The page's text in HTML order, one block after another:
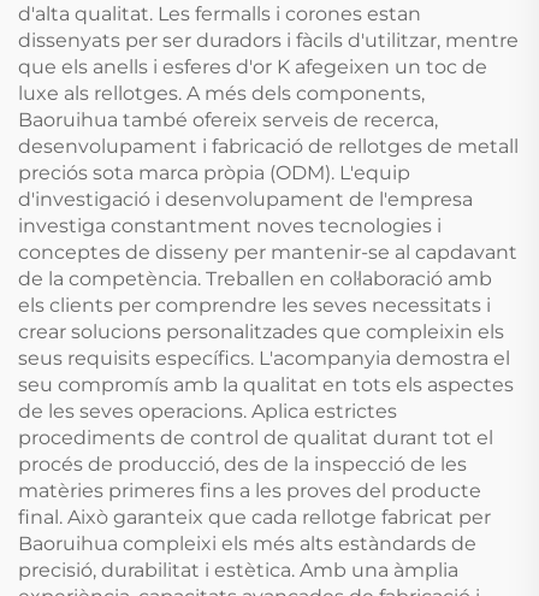
d'alta qualitat. Les fermalls i corones estan
dissenyats per ser duradors i fàcils d'utilitzar, mentre
que els anells i esferes d'or K afegeixen un toc de
luxe als rellotges. A més dels components,
Baoruihua també ofereix serveis de recerca,
desenvolupament i fabricació de rellotges de metall
preciós sota marca pròpia (ODM). L'equip
d'investigació i desenvolupament de l'empresa
investiga constantment noves tecnologies i
conceptes de disseny per mantenir-se al capdavant
de la competència. Treballen en col·laboració amb
els clients per comprendre les seves necessitats i
crear solucions personalitzades que compleixin els
seus requisits específics. L'acompanyia demostra el
seu compromís amb la qualitat en tots els aspectes
de les seves operacions. Aplica estrictes
procediments de control de qualitat durant tot el
procés de producció, des de la inspecció de les
matèries primeres fins a les proves del producte
final. Això garanteix que cada rellotge fabricat per
Baoruihua compleixi els més alts estàndards de
precisió, durabilitat i estètica. Amb una àmplia